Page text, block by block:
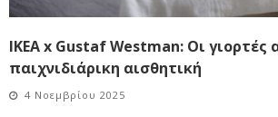
ΙΚΕΑ x Gustaf Westman: Οι γιορτές
παιχνιδιάρικη αισθητική
4 Νοεμβρίου 2025